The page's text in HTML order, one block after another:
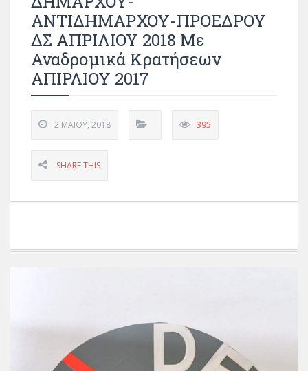
ΑΝΤΙΔΗΜΑΡΧΟΥ-ΠΡΟΕΔΡΟΥ
ΔΣ ΑΠΡΙΛΙΟΥ 2018 Με
Αναδρομικά Κρατήσεων
ΑΠΙΡΛΙΟΥ 2017
2 ΜΑΪ́ΟΥ, 2018 395
SHARE THIS